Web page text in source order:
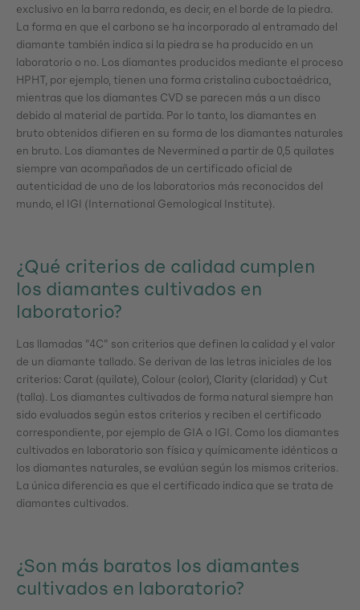
exclusivo en la barra redonda, es decir, en el borde de la piedra.
La forma en que el carbono se ha incorporado al entramado del
diamante también indica si la piedra se ha producido en un
laboratorio o no. Los diamantes producidos mediante el proceso
HPHT, por ejemplo, tienen una forma cristalina cuboctaédrica,
mientras que los diamantes CVD se parecen más a un disco
debido al material de partida. Por lo tanto, los diamantes en
bruto obtenidos difieren en su forma de los diamantes naturales
en bruto. Los diamantes de Nevermined a partir de 0,5 quilates
siempre van acompañados de un certificado oficial de
autenticidad de uno de los laboratorios más reconocidos del
mundo, el IGI (International Gemological Institute).
¿Qué criterios de calidad cumplen
los diamantes cultivados en
laboratorio?
Las llamadas "4C" son criterios que definen la calidad y el valor
de un diamante tallado. Se derivan de las letras iniciales de los
criterios: Carat (quilate), Colour (color), Clarity (claridad) y Cut
(talla). Los diamantes cultivados de forma natural siempre han
sido evaluados según estos criterios y reciben el certificado
correspondiente, por ejemplo de GIA o IGI. Como los diamantes
cultivados en laboratorio son física y químicamente idénticos a
los diamantes naturales, se evalúan según los mismos criterios.
La única diferencia es que el certificado indica que se trata de
diamantes cultivados.
¿Son más baratos los diamantes
cultivados en laboratorio?